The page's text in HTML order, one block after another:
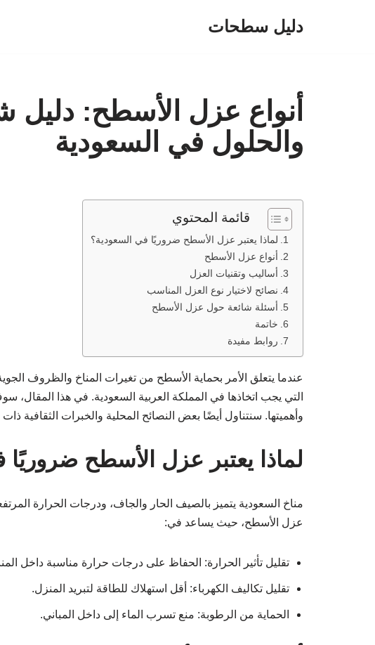
دليل سطحات
أنواع عزل الأسطح:
والحلول في السعودية
قائمة المحتوي
لماذا يعتبر عزل الأسطح ضروريًا في السعودية؟
أنواع عزل الأسطح
أساليب وتقنيات العزل
نصائح لاختيار نوع العزل المناسب
أسئلة شائعة حول عزل الأسطح
خاتمة
روابط مفيدة
عندما يتعلق الأمر بحماية الأسطح من تغيرات المناخ والظروف
التي يجب اتخاذها في المملكة العربية السعودية. في هذا المقال،
وأهميتها. سنتناول أيضًا بعض النصائح المحلية والخبرات الثقافية
لماذا يعتبر عزل الأسطح
مناخ السعودية يتميز بالصيف الحار والجاف، ودرجات الحرارة
عزل الأسطح، حيث يساعد في:
تقليل تأثير الحرارة: الحفاظ على درجات حرارة مناسبة داخل
تقليل تكاليف الكهرباء: أقل استهلاك للطاقة لتبريد المنزل.
الحماية من الرطوبة: منع تسرب الماء إلى داخل المباني.